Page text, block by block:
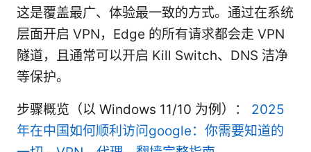
这是覆盖最广、体验最一致的方式。通过在系统
层面开启 VPN，Edge 的所有请求都会走 VPN
隧道，且通常可以开启 Kill Switch、DNS 洁净
等保护。
步骤概览（以 Windows 11/10 为例）： 2025
年在中国如何顺利访问google：你需要知道的